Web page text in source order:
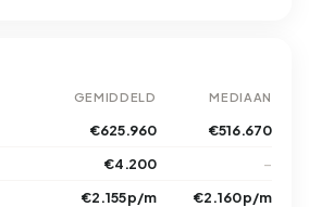
GEMIDDELD MEDIAAN
€625.960 €516.670
€4.200 –
€2.155 p/m €2.160 p/m